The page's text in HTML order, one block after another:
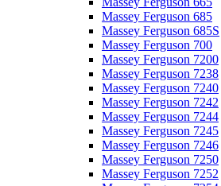
Massey Ferguson 685
Massey Ferguson 685S
Massey Ferguson 700
Massey Ferguson 7200
Massey Ferguson 7238
Massey Ferguson 7240
Massey Ferguson 7242
Massey Ferguson 7244
Massey Ferguson 7245
Massey Ferguson 7246
Massey Ferguson 7250
Massey Ferguson 7252